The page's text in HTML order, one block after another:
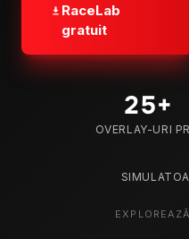
RaceLab
gratuit
25+
OVERLAY-URI